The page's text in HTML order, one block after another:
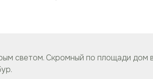
светом. Скромный по площади дом